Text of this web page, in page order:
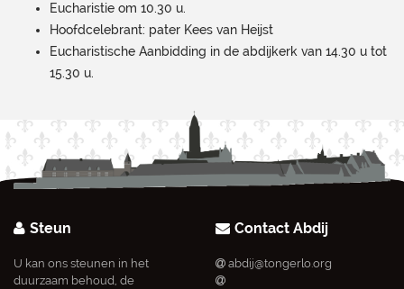
Eucharistie om 10.30 u.
Hoofdcelebrant: pater Kees van Heijst
Eucharistische Aanbidding in de abdijkerk van 14.30 u tot
15.30 u.
Steun
U kan ons steunen in het
duurzaam behoud, de
Contact Abdij
abdij@tongerlo.org